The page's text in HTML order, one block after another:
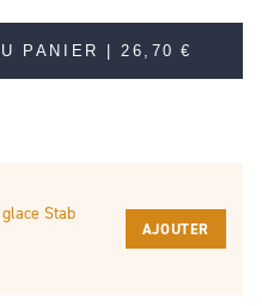
PANIER | 26,70 €
Stab
AJOUTER